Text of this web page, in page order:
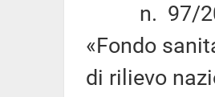
n. 97/
«Fondo
di rilievo